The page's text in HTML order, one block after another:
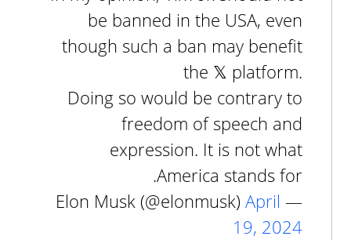
be banned in the USA, even
though such a ban may benefit
the 𝕏 platform.
Doing so would be contrary to
freedom of speech and
expression. It is not what
America stands for.
— Elon Musk (@elonmusk)
April
19, 2024